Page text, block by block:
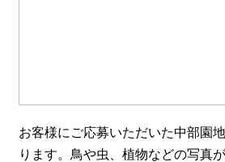
お客様にご応募いただいた中部園
ります。鳥や虫、植物などの写真